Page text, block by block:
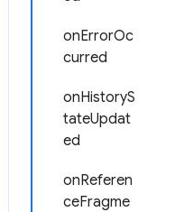
onErrorOc
curred
onHistoryS
tateUpdat
ed
onReferen
ceFragme